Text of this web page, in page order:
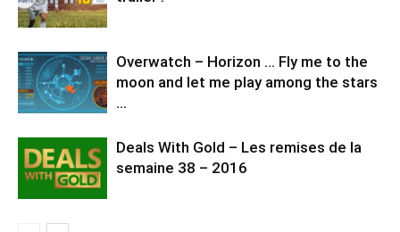
Overwatch – Horizon … Fly me to the
moon and let me play among the stars
…
Deals With Gold – Les remises de la
semaine 38 – 2016